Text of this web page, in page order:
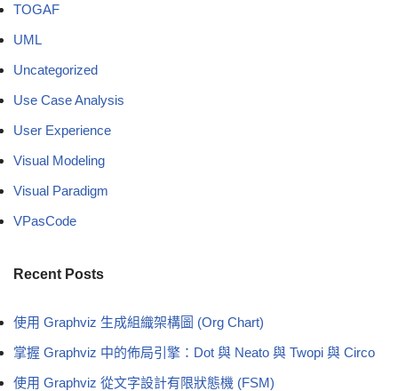
TOGAF
UML
Uncategorized
Use Case Analysis
User Experience
Visual Modeling
Visual Paradigm
VPasCode
Recent Posts
使用 Graphviz 生成組織架構圖 (Org Chart)
掌握 Graphviz 中的佈局引擎：Dot 與 Neato 與 Twopi 與 Circo
使用 Graphviz 從文字設計有限狀態機 (FSM)